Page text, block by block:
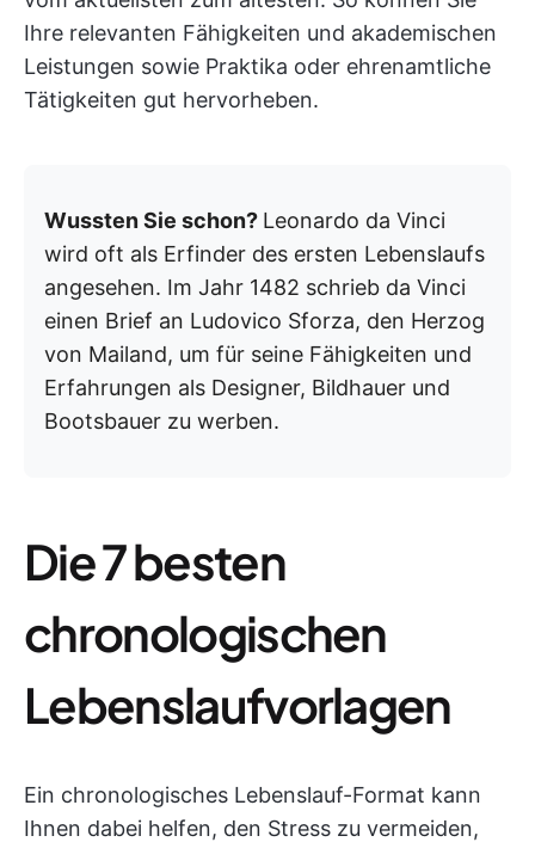
Ihre relevanten Fähigkeiten und akademischen
Leistungen sowie Praktika oder ehrenamtliche
Tätigkeiten gut hervorheben.
Wussten Sie schon? Leonardo da Vinci
wird oft als Erfinder des ersten Lebenslaufs
angesehen. Im Jahr 1482 schrieb da Vinci
einen Brief an Ludovico Sforza, den Herzog
von Mailand, um für seine Fähigkeiten und
Erfahrungen als Designer, Bildhauer und
Bootsbauer zu werben.
Die 7 besten
chronologischen
Lebenslaufvorlagen
Ein chronologisches Lebenslauf-Format kann
Ihnen dabei helfen, den Stress zu vermeiden,